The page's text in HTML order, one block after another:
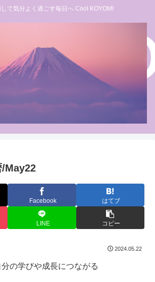
て気分よく過ごす毎日へ Cool KOYOMI
May22
Facebook はてブ
LINE コピー
2024.05.22
の学びや成長につながる